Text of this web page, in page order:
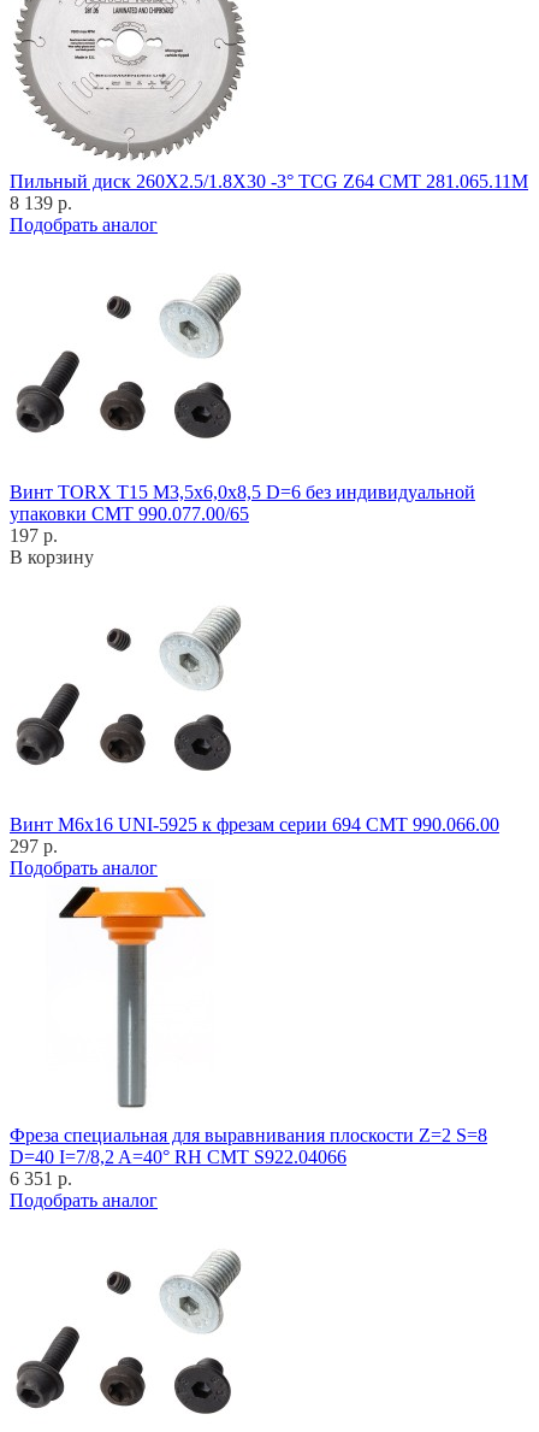
Пильный диск 260X2.5/1.8X30 -3° TCG Z64 CMT 281.065.11M
8 139 р.
Подобрать аналог
Винт TORX T15 M3,5x6,0x8,5 D=6 без индивидуальной
упаковки CMT 990.077.00/65
197 р.
В корзину
Винт M6x16 UNI-5925 к фрезам серии 694 CMT 990.066.00
297 р.
Подобрать аналог
Фреза специальная для выравнивания плоскости Z=2 S=8
D=40 I=7/8,2 A=40° RH CMT S922.04066
6 351 р.
Подобрать аналог